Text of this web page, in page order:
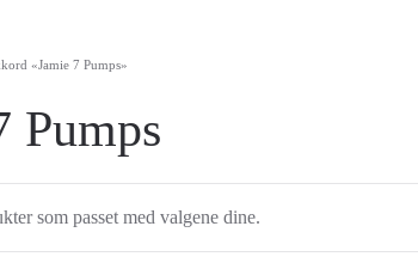
«Jamie 7 Pumps»
Pumps
som passet med valgene dine.